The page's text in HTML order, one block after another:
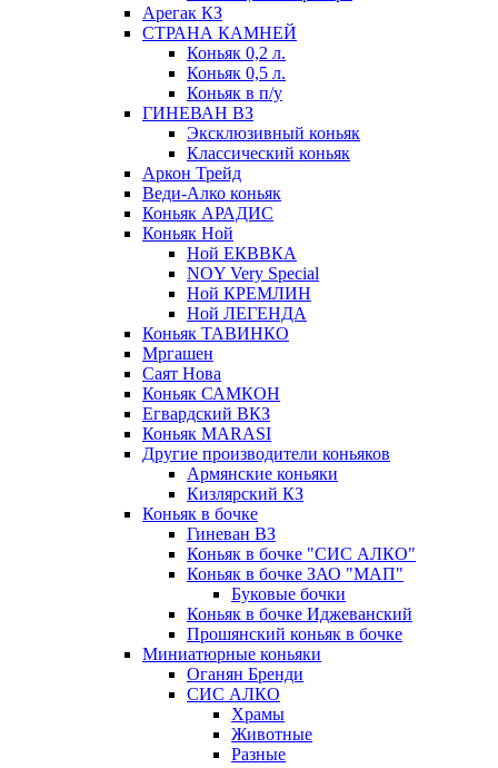
Арегак КЗ
СТРАНА КАМНЕЙ
Коньяк 0,2 л.
Коньяк 0,5 л.
Коньяк в п/у
ГИНЕВАН ВЗ
Эксклюзивный коньяк
Классический коньяк
Аркон Трейд
Веди-Алко коньяк
Коньяк АРАДИС
Коньяк Ной
Ной ЕКВВКА
NOY Very Special
Ной КРЕМЛИН
Ной ЛЕГЕНДА
Коньяк ТАВИНКО
Мргашен
Саят Нова
Коньяк САМКОН
Егвардский ВКЗ
Коньяк MARASI
Другие производители коньяков
Армянские коньяки
Кизлярский КЗ
Коньяк в бочке
Гиневан ВЗ
Коньяк в бочке "СИС АЛКО"
Коньяк в бочке ЗАО "МАП"
Буковые бочки
Коньяк в бочке Иджеванский
Прошянский коньяк в бочке
Миниатюрные коньяки
Оганян Бренди
СИС АЛКО
Храмы
Животные
Разные